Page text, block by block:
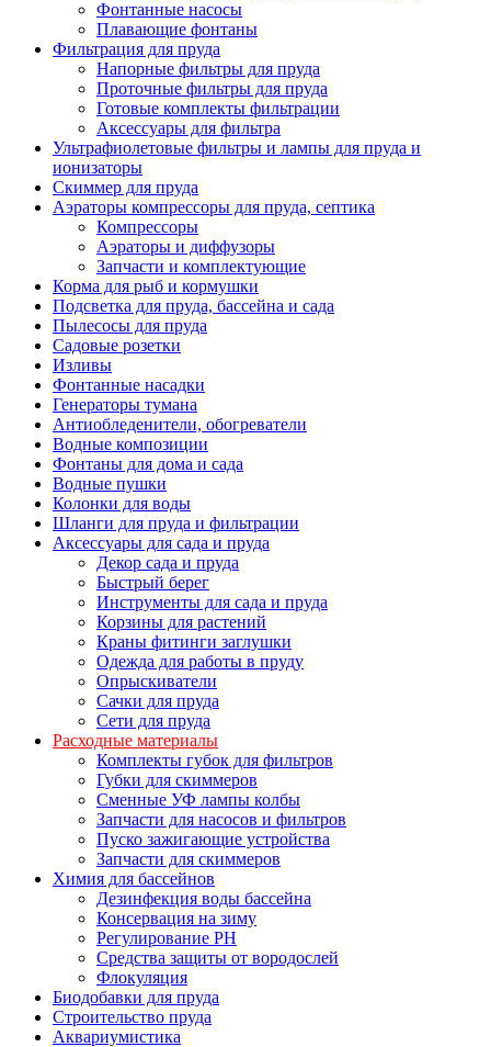
Фонтанные насосы
Плавающие фонтаны
Фильтрация для пруда
Напорные фильтры для пруда
Проточные фильтры для пруда
Готовые комплекты фильтрации
Аксессуары для фильтра
Ультрафиолетовые фильтры и лампы для пруда и
ионизаторы
Скиммер для пруда
Аэраторы компрессоры для пруда, септика
Компрессоры
Аэраторы и диффузоры
Запчасти и комплектующие
Корма для рыб и кормушки
Подсветка для пруда, бассейна и сада
Пылесосы для пруда
Садовые розетки
Изливы
Фонтанные насадки
Генераторы тумана
Антиобледенители, обогреватели
Водные композиции
Фонтаны для дома и сада
Водные пушки
Колонки для воды
Шланги для пруда и фильтрации
Аксессуары для сада и пруда
Декор сада и пруда
Быстрый берег
Инструменты для сада и пруда
Корзины для растений
Краны фитинги заглушки
Одежда для работы в пруду
Опрыскиватели
Сачки для пруда
Сети для пруда
Расходные материалы
Комплекты губок для фильтров
Губки для скиммеров
Сменные УФ лампы колбы
Запчасти для насосов и фильтров
Пуско зажигающие устройства
Запчасти для скиммеров
Химия для бассейнов
Дезинфекция воды бассейна
Консервация на зиму
Регулирование PH
Средства защиты от вородослей
Флокуляция
Биодобавки для пруда
Строительство пруда
Аквариумистика